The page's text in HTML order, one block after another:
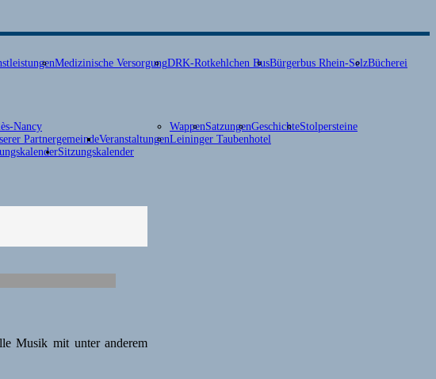
Medizinische VersorgungDRK-Rotkehlchen BusBürgerbus Rhein-SelzBücherei
Nancy
PartnergemeindeVeranstaltungen
WappenSatzungenGeschichteStolpersteine
Leininger Taubenhotel
Sitzungskalender
Musik mit unter anderem